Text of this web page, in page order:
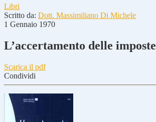
Libri
Scritto da: Dott. Massimiliano Di Michele
1 Gennaio 1970
L’accertamento delle imposte
Scarica il pdf
Condividi